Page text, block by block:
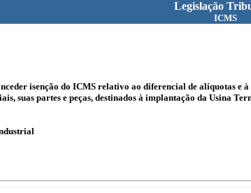
Legislação
ICMS
isenção do ICMS relativo ao diferencial de alíquotas e
suas partes e peças, destinados à implantação da Usina